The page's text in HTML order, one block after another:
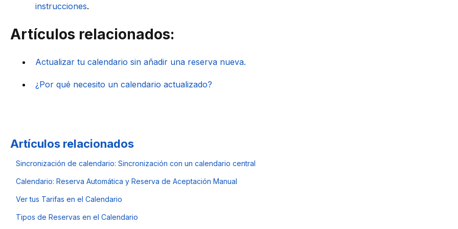
instrucciones.
Artículos relacionados:
Actualizar tu calendario sin añadir una reserva nueva.
¿Por qué necesito un calendario actualizado?
Artículos relacionados
Sincronización de calendario: Sincronización con un calendario central
Calendario: Reserva Automática y Reserva de Aceptación Manual
Ver tus Tarifas en el Calendario
Tipos de Reservas en el Calendario